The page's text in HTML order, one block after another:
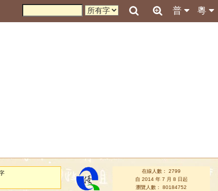
粵
普
在線人數： 2799
自 2014 年 7 月 8 日起
瀏覽人數： 80184752